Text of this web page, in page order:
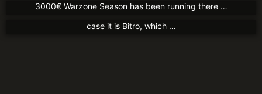
3000€ Warzone Season has been running there …
Today we can announce a new partner again. In this
case it is Bitro, which …